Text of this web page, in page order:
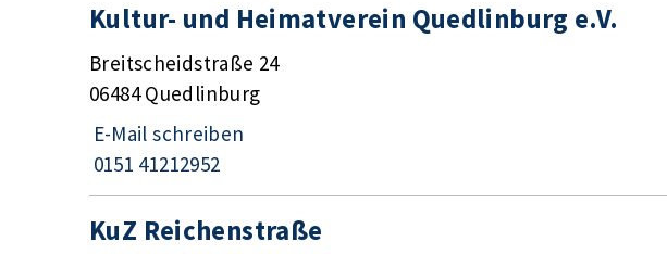
Kultur- und Heimatverein Quedlinburg e.V.
Breitscheidstraße 24
06484 Quedlinburg
E-Mail schreiben
0151 41212952
KuZ Reichenstraße